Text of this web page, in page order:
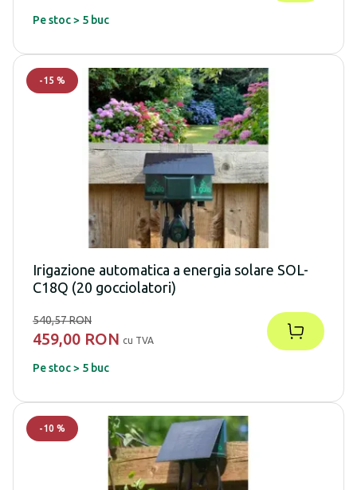
Pe stoc > 5 buc
-15 %
Irigazione automatica a energia solare SOL-
C18Q (20 gocciolatori)
540,57 RON
459,00 RON cu TVA
Pe stoc > 5 buc
-10 %